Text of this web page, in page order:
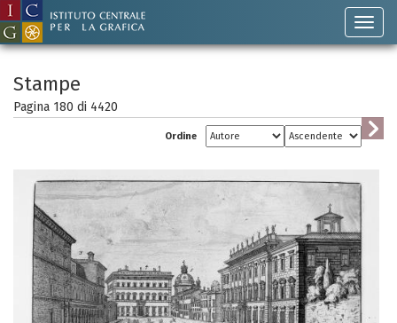
Stampe
Pagina 180 di 4420
Ordine